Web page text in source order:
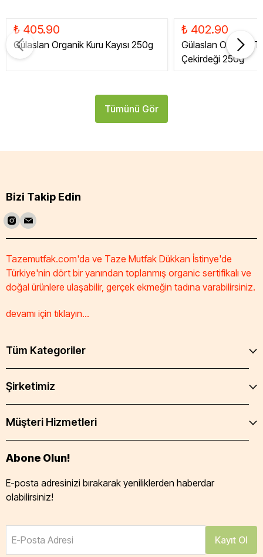
₺ 405.90
Gülaslan Organik Kuru Kayısı 250g
₺ 402.90
Gülaslan Organik
Çekirdeği 250g
Tümünü Gör
Bizi Takip Edin
Tazemutfak.com'da ve Taze Mutfak Dükkan İstinye'de
Türkiye'nin dört bir yanından toplanmış organic sertifikalı ve
doğal ürünlere ulaşabilir, gerçek ekmeğin tadına varabilirsiniz.
devamı için tıklayın...
Tüm Kategoriler
Şirketimiz
Müşteri Hizmetleri
Abone Olun!
E-posta adresinizi bırakarak yeniliklerden haberdar
olabilirsiniz!
E-Posta Adresi Kayıt Ol